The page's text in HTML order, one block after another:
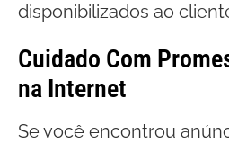
disponibilizados ao
Cuidado Com
na Internet
Se você encontrou